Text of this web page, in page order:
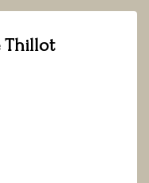
Thillot